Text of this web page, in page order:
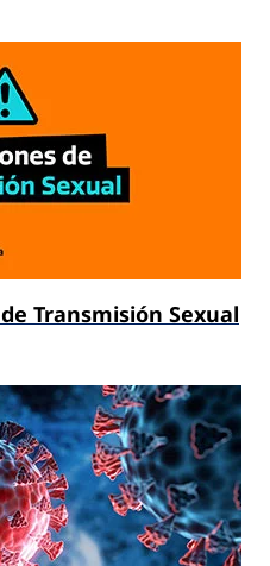
Transmisión Sexual